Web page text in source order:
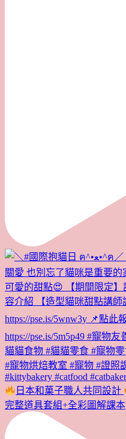
日本和菓子職人共同設計
完整道具套組+全彩圖解課本